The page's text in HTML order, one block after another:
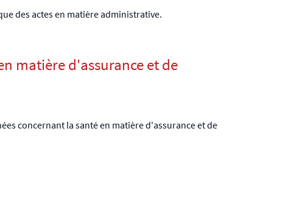
des actes en matière administrative.
matière d'assurance et de
concernant la santé en matière d'assurance et de